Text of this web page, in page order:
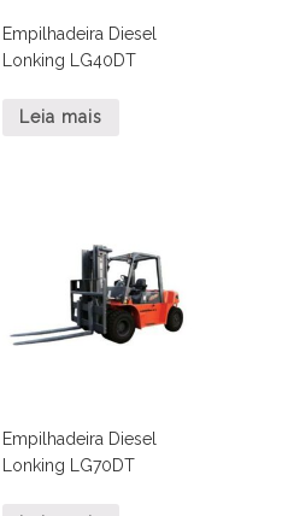
Empilhadeira Diesel
Lonking LG40DT
Leia mais
Empilhadeira Diesel
Lonking LG70DT